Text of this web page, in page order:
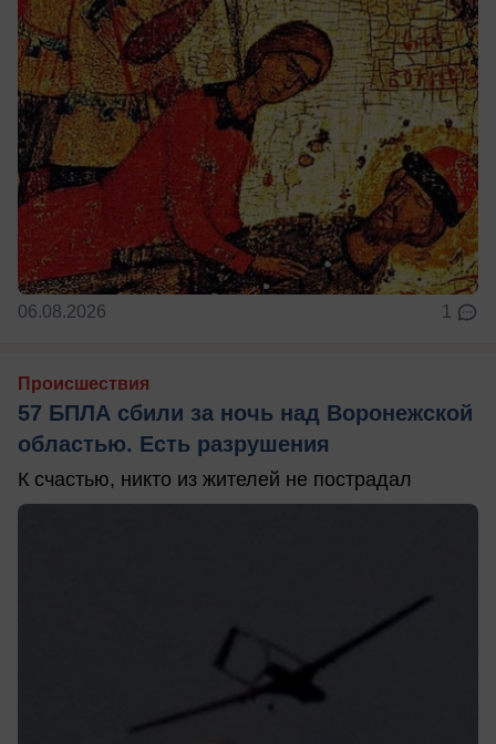
06.08.2026 1
Происшествия
57 БПЛА сбили за ночь над Воронежской
областью. Есть разрушения
К счастью, никто из жителей не пострадал